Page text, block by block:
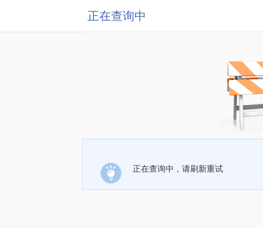
正在查询中
正在查询中，请刷新重试